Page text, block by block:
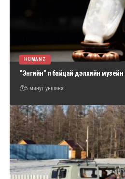
HUMANZ
“Энгийн” л байцай дэлхийн
5 минут уншина